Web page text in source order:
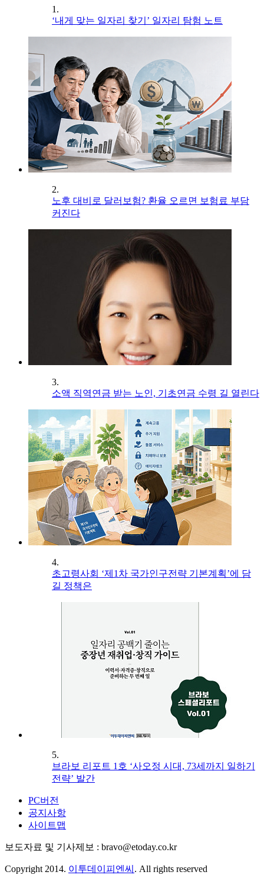
1.
‘내게 맞는 일자리 찾기’ 일자리 탐험 노트
2.
노후 대비로 달러보험? 환율 오르면 보험료 부담
커진다
3.
소액 직역연금 받는 노인, 기초연금 수령 길 열린다
4.
초고령사회 ‘제1차 국가인구전략 기본계획’에 담
길 정책은
5.
브라보 리포트 1호 ‘사오정 시대, 73세까지 일하기
전략’ 발간
PC버전
공지사항
사이트맵
보도자료 및 기사제보 : bravo@etoday.co.kr
Copyright 2014. 이투데이피엔씨 . All rights reserved